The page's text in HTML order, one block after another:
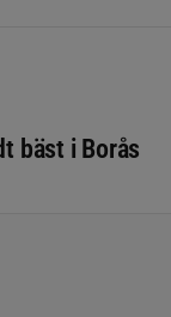
bäst i Borås